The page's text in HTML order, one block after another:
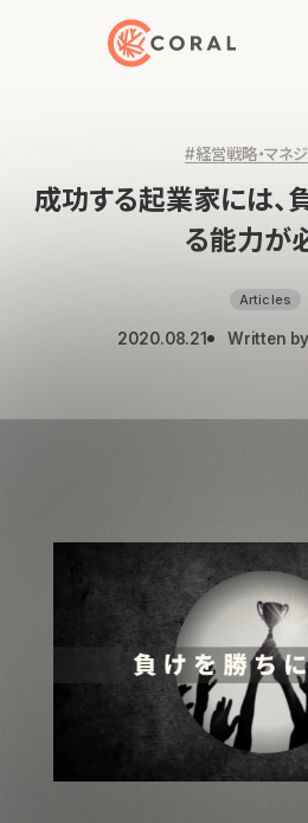
トップページへ戻る
#経営戦略・マネ
成功する起業家には、
る能力が
Articles
2020.08.21 Written by